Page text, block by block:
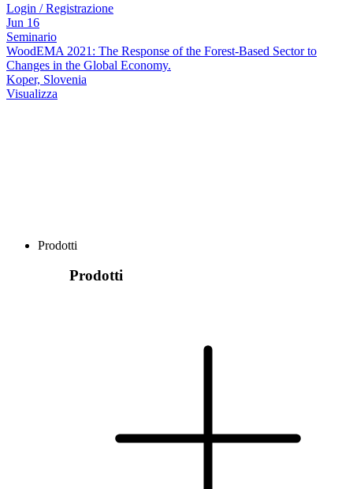
Login / Registrazione
Jun 16
Seminario
WoodEMA 2021: The Response of the Forest-Based Sector to
Changes in the Global Economy.
Koper, Slovenia
Visualizza
Prodotti
Prodotti